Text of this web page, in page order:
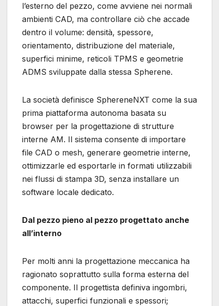
l’esterno del pezzo, come avviene nei normali
ambienti CAD, ma controllare ciò che accade
dentro il volume: densità, spessore,
orientamento, distribuzione del materiale,
superfici minime, reticoli TPMS e geometrie
ADMS sviluppate dalla stessa Spherene.
La società definisce SphereneNXT come la sua
prima piattaforma autonoma basata su
browser per la progettazione di strutture
interne AM. Il sistema consente di importare
file CAD o mesh, generare geometrie interne,
ottimizzarle ed esportarle in formati utilizzabili
nei flussi di stampa 3D, senza installare un
software locale dedicato.
Dal pezzo pieno al pezzo progettato anche
all’interno
Per molti anni la progettazione meccanica ha
ragionato soprattutto sulla forma esterna del
componente. Il progettista definiva ingombri,
attacchi, superfici funzionali e spessori;